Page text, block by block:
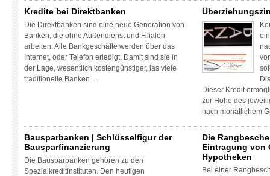
Kredite bei Direktbanken
Die Direktbanken sind eine neue Generation von
Banken, die ohne Außendienst und Filialen
arbeiten. Alle Bankgeschäfte werden über das
Internet, oder Telefon erledigt. Damit sind sie in
der Lage, wesentlich kostengünstiger, las viele
traditionelle Banken …
Dieser Kredit
zur Höhe des
nach monatlichem
Bausparbanken | Schlüsselfigur der
Bausparfinanzierung
Die Bausparbanken gehören zu den
Spezialkreditinstituten. Den heutigen
Die
Eintragung von
Hypotheken
Bei einer